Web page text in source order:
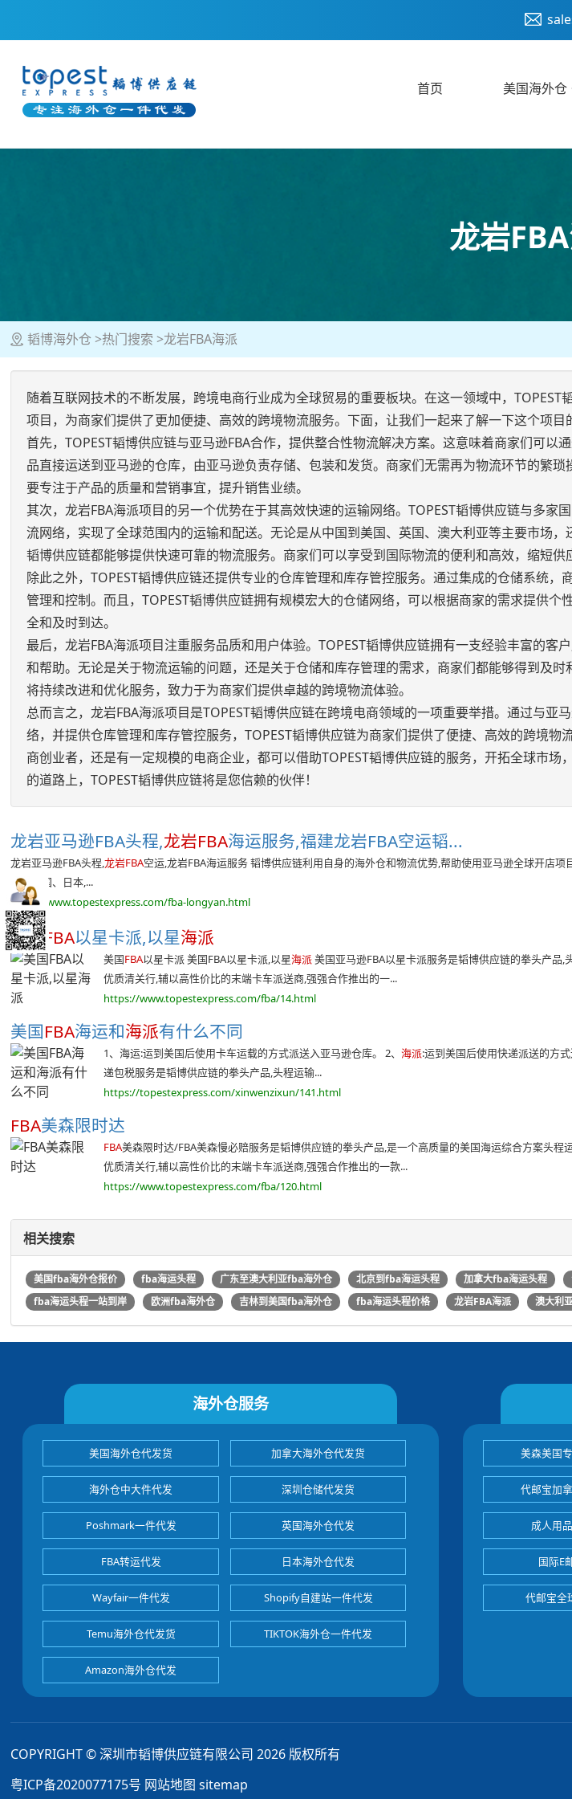
首页 美国海外仓
龙岩
韬博海外仓 热门搜索 龙岩FBA海派
随着互联网技术的不断发展，跨境电商行业成为全球贸易的重要板块。在这一领域中，TOPEST
项目，为商家们提供了更加便捷、高效的跨境物流服务。下面，让我们一起来了解一下这个项目
首先，TOPEST韬博供应链与亚马逊FBA合作，提供整合性物流解决方案。这意味着商家们可以
品直接运送到亚马逊的仓库，由亚马逊负责存储、包装和发货。商家们无需再为物流环节的繁
要专注于产品的质量和营销事宜，提升销售业绩。
其次，龙岩FBA海派项目的另一个优势在于其高效快速的运输网络。TOPEST韬博供应链与多家
流网络，实现了全球范围内的运输和配送。无论是从中国到美国、英国、澳大利亚等主要市场，
韬博供应链都能够提供快速可靠的物流服务。商家们可以享受到国际物流的便利和高效，缩短供
除此之外，TOPEST韬博供应链还提供专业的仓库管理和库存管控服务。通过集成的仓储系统，
管理和控制。而且，TOPEST韬博供应链拥有规模宏大的仓储网络，可以根据商家的需求提供个
全和及时到达。
最后，龙岩FBA海派项目注重服务品质和用户体验。TOPEST韬博供应链拥有一支经验丰富的客
和帮助。无论是关于物流运输的问题，还是关于仓储和库存管理的需求，商家们都能够得到及时
将持续改进和优化服务，致力于为商家们提供卓越的跨境物流体验。
总而言之，龙岩FBA海派项目是TOPEST韬博供应链在跨境电商领域的一项重要举措。通过与亚
络，并提供仓库管理和库存管控服务，TOPEST韬博供应链为商家们提供了便捷、高效的跨境物
商创业者，还是有一定规模的电商企业，都可以借助TOPEST韬博供应链的服务，开拓全球市场
的道路上，TOPEST韬博供应链将是您信赖的伙伴！
龙岩亚马逊FBA头程,龙岩FBA海运服务,福建龙岩FBA空运韬...
龙岩亚马逊FBA头程,龙岩FBA空运,龙岩FBA海运服务 韬博供应链利用自身的海外仓和物流优势,帮助使用亚马逊全球开店
国、英国、日本,...
https://www.topestexpress.com/fba-longyan.html
美国FBA以星卡派,以星海派
美国FBA以星卡派 美国FBA以星卡派,以星海派美国亚马逊FBA以星卡派服务是韬博供应链的拳头产品,
优质清关行,辅以高性价比的末端卡车派送商,强强合作推出的一...
https://www.topestexpress.com/fba/14.html
美国FBA海运和海派有什么不同
1、海运:运到美国后使用卡车运载的方式派送入亚马逊仓库。 2、海派:运到美国后使用快递派送的方
递包税服务是韬博供应链的拳头产品,头程运输...
https://topestexpress.com/xinwenzixun/141.html
FBA美森限时达
FBA美森限时达/FBA美森慢必赔服务是韬博供应链的拳头产品,是一个高质量的美国海运综合方案头程
优质清关行,辅以高性价比的末端卡车派送商,强强合作推出的一款...
https://www.topestexpress.com/fba/120.html
相关搜索
美国fba海外仓报价 fba海运头程 广东至澳大利亚fba海外仓 北京到fba海运头程 加拿大fba海运头程
fba海运头程一站到岸
欧洲fba海外仓 吉林到美国fba海外仓 fba海运头程价格 龙岩FBA海派 澳大利
海外仓服务
美国海外仓代发货 加拿大海外仓代发货
海外仓中大件代发 深圳仓储代发货
Poshmark一件代发 英国海外仓代发
FBA转运代发 日本海外仓代发
Wayfair一件代发 Shopify自建站一件代发
Temu海外仓代发货 TIKTOK海外仓一件代发
Amazon海外仓代发
美森美国
代邮宝加
成人用
国际E
代邮宝全
COPYRIGHT © 深圳市韬博供应链有限公司 2026 版权所有
粤ICP备2020077175号 网站地图 sitemap